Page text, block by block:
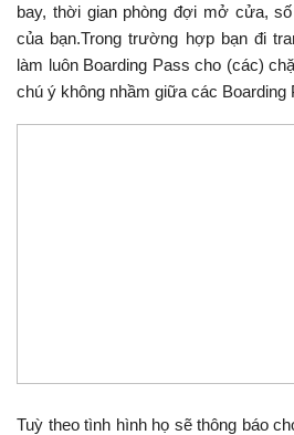
bay, thời gian phòng đợi mở cửa,
của bạn.Trong trường hợp bạn đi
làm luôn Boarding Pass cho (các)
chú ý không nhầm giữa các Boarding
Tuỳ theo tình hình họ sẽ thông báo